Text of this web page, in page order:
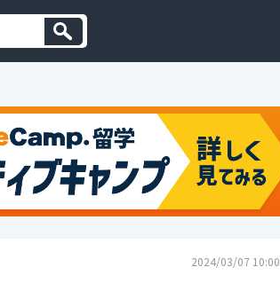
2024/03/07 10:00